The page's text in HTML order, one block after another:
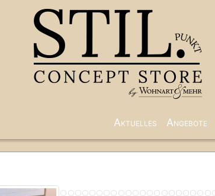
Aktuelles Angebote